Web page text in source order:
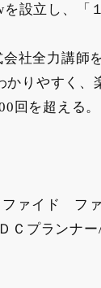
設立し、「
社全力講師
かりやすく
回を超える。
ファイド フ
Ｃプランナ